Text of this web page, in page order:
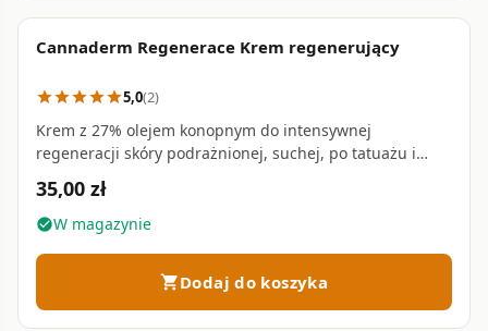
Cannaderm Regenerace Krem regenerujący
starstarstarstarstar5,0(2)
Krem z 27% olejem konopnym do intensywnej
regeneracji skóry podrażnionej, suchej, po tatuażu i
drobnych oparzeniach • 75 g
35,00 zł
check_circleW magazynie
shopping_cartDodaj do koszyka